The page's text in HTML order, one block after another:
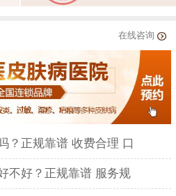
在线咨询
？正规靠谱 收费合理 口
不好？正规靠谱 服务规